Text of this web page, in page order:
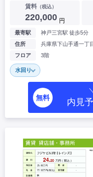
賃料（税込）
220,000 円
最寄駅
神戸三宮駅 徒歩5分
住所
兵庫県下山手通一丁
フロア
3階
水回り
無料 内見